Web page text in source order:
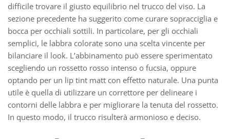
difficile trovare il giusto equilibrio nel trucco del viso. La
sezione precedente ha suggerito come curare sopracciglia e
bocca per occhiali sottili. In particolare, per gli occhiali
semplici, le labbra colorate sono una scelta vincente per
bilanciare il look. L’abbinamento può essere sperimentato
scegliendo un rossetto rosso intenso o fucsia, oppure
optando per un lip tint matt con effetto naturale. Una punta
utile è quella di utilizzare un correttore per delineare i
contorni delle labbra e per migliorare la tenuta del rossetto.
In questo modo, il trucco risulterà armonioso e deciso.